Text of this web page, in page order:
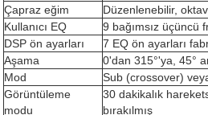
Çapraz eğim
Düzenlenebilir,
Kullanıcı EQ
9 bağımsız üçüncü
DSP ön ayarları
7 EQ ön ayarları
Aşama
0'dan 315°'ya, 45°
Mod
Sub (crossover)
Görüntüleme
modu
30 dakikalık
bırakılmış